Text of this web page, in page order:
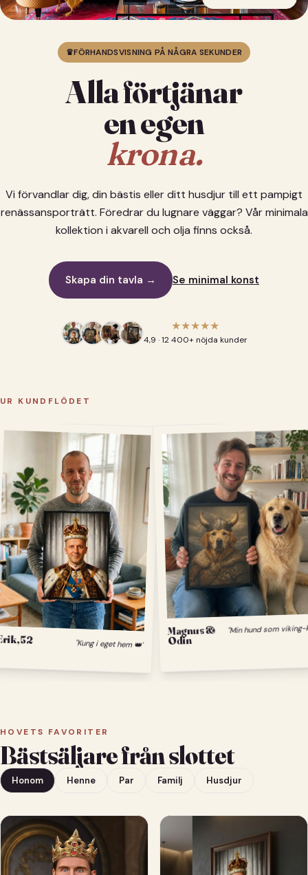
♛FÖRHANDSVISNING PÅ NÅGRA SEKUNDER
Alla förtjänar
en egen
krona.
Vi förvandlar dig, din bästis eller ditt husdjur till ett pampigt
renässansporträtt. Föredrar du lugnare väggar? Vår minimala
kollektion i akvarell och olja finns också.
Skapa din tavla → Se minimal konst
★★★★★
4,9 · 12 400+ nöjda kunder
UR KUNDFLÖDET
52 "Kung i eget hem 👑"
Magnus &
Odin
HOVETS FAVORITER
Bästsäljare från slottet
Honom Henne Par Familj Husdjur